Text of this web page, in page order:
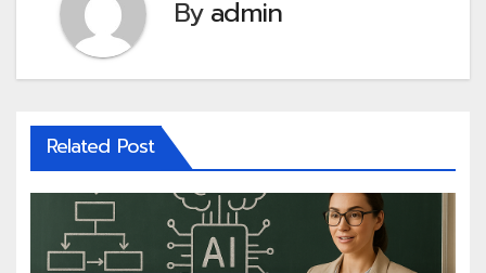
Byadmin
Related Post